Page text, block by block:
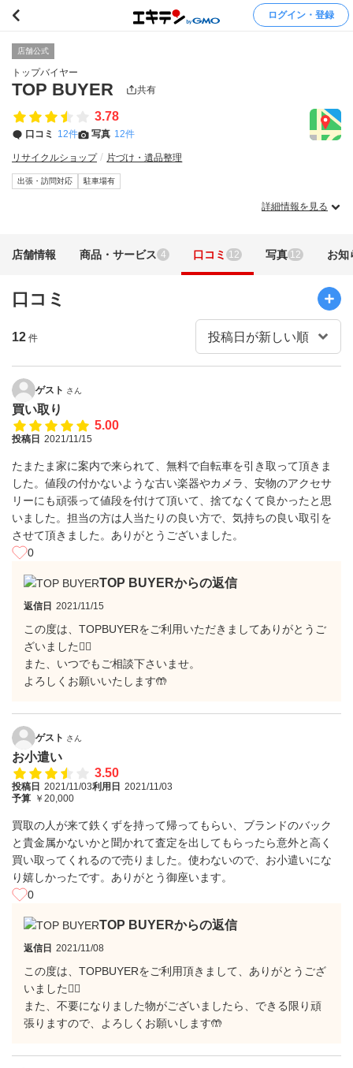
ログイン・登録
店舗公式
トップバイヤー
TOP BUYER 共有
3.78
口コミ 12件 写真 12件
リサイクルショップ 片づけ・遺品整理
出張・訪問対応 駐車場有
詳細情報を見る
店舗情報 商品・サービス 4 口コミ 12 写真 12 お知
口コミ
12 件
ゲスト さん
買い取り
5.00
投稿日 2021/11/15
たまたま家に案内で来られて、無料で自転車を引き取って頂きま
した。値段の付かないような古い楽器やカメラ、安物のアクセサ
リーにも頑張って値段を付けて頂いて、捨てなくて良かったと思
いました。担当の方は人当たりの良い方で、気持ちの良い取引を
させて頂きました。ありがとうございました。
0
TOP BUYERからの返信
返信日 2021/11/15
この度は、TOPBUYERをご利用いただきましてありがとうご
ざいました🙇‍♂️
また、いつでもご相談下さいませ。
よろしくお願いいたします🤲
ゲスト さん
お小遣い
3.50
投稿日 2021/11/03利用日 2021/11/03
予算 ￥20,000
買取の人が来て鉄くずを持って帰ってもらい、ブランドのバック
と貴金属かないかと聞かれて査定を出してもらったら意外と高く
買い取ってくれるので売りました。使わないので、お小遣いにな
り嬉しかったです。ありがとう御座います。
0
TOP BUYERからの返信
返信日 2021/11/08
この度は、TOPBUYERをご利用頂きまして、ありがとうござ
いました🙇‍♂️
また、不要になりました物がございましたら、できる限り頑
張りますので、よろしくお願いします🤲